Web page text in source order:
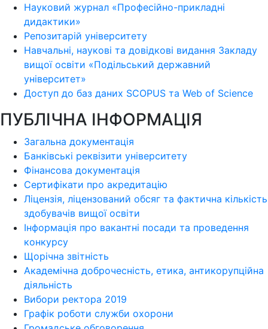
Науковий журнал «Професійно-прикладні
дидактики»
Репозитарій університету
Навчальні, наукові та довідкові видання Закладу
вищої освіти «Подільський державний
університет»
Доступ до баз даних SCOPUS та Web of Science
ПУБЛІЧНА ІНФОРМАЦІЯ
Загальна документація
Банківські реквізити університету
Фінансова документація
Сертифікати про акредитацію
Ліцензія, ліцензований обсяг та фактична кількість
здобувачів вищої освіти
Інформація про вакантні посади та проведення
конкурсу
Щорічна звітність
Академічна доброчесність, етика, антикорупційна
діяльність
Вибори ректора 2019
Графік роботи служби охорони